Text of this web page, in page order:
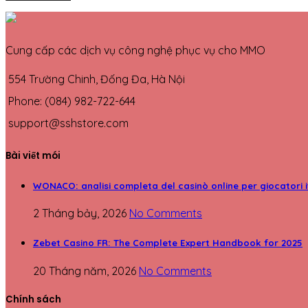
Cung cấp các dịch vụ công nghệ phục vụ cho MMO
554 Trường Chinh, Đống Đa, Hà Nội
Phone: (084) 982-722-644
support@sshstore.com
Bài viết mói
WONACO: analisi completa del casinò online per giocatori
2 Tháng bảy, 2026 No Comments
Zebet Casino FR: The Complete Expert Handbook for 2025
20 Tháng năm, 2026 No Comments
Chính sách